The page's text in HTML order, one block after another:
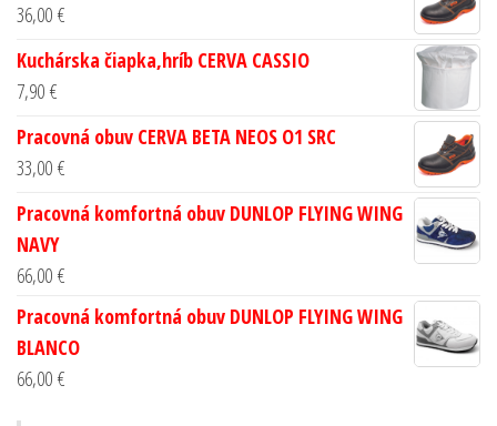
36,00 €
Kuchárska čiapka,hríb CERVA CASSIO
7,90 €
Pracovná obuv CERVA BETA NEOS O1 SRC
33,00 €
Pracovná komfortná obuv DUNLOP FLYING WING
NAVY
66,00 €
Pracovná komfortná obuv DUNLOP FLYING WING
BLANCO
66,00 €